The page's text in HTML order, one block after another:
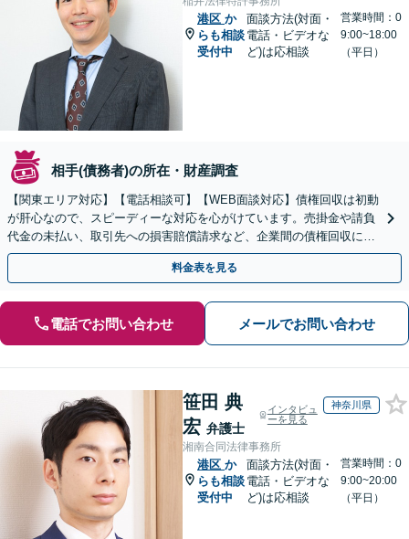
港区 か
らも相談
受付中
面談方法(対面・
電話・ビデオな
ど)は応相談
営業時間：0
9:00~18:00
（平日）
相手(債務者)の所在・財産調査
【関東エリア対応】【電話相談可】【WEB面談対応】債権回収は初動
が肝心なので、スピーディーな対応を心がけています。売掛金や請負
代金の未払い、取引先への損害賠償請求など、企業間の債権回収に幅
広く対応「フリーランスの報酬未払いもご相談ください」
料金表を見る
電話でお問い合わせ メールでお問い合わせ
笹田 典
宏 弁護士
インタビュ
ーを見る
神奈川県
湘南合同法律事務所
港区 か
らも相談
受付中
面談方法(対面・
電話・ビデオな
ど)は応相談
営業時間：0
9:00~20:00
（平日）